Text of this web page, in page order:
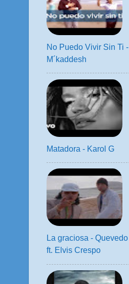
No Puedo Vivir Sin Ti -
M´kaddesh
Matadora - Karol G
La graciosa - Quevedo
ft. Elvis Crespo